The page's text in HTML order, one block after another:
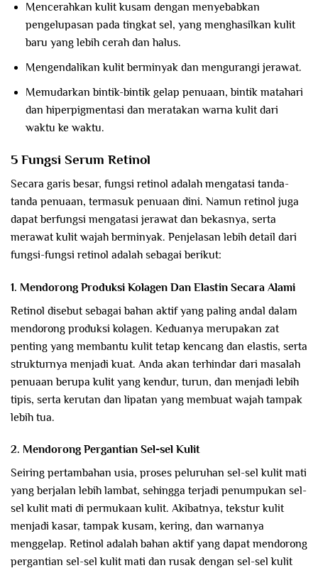
Mencerahkan kulit kusam dengan menyebabkan
pengelupasan pada tingkat sel, yang menghasilkan kulit
baru yang lebih cerah dan halus.
Mengendalikan kulit berminyak dan mengurangi jerawat.
Memudarkan bintik-bintik gelap penuaan, bintik matahari
dan hiperpigmentasi dan meratakan warna kulit dari
waktu ke waktu.
5 Fungsi Serum Retinol
Secara garis besar, fungsi retinol adalah mengatasi tanda-
tanda penuaan, termasuk penuaan dini. Namun retinol juga
dapat berfungsi mengatasi jerawat dan bekasnya, serta
merawat kulit wajah berminyak. Penjelasan lebih detail dari
fungsi-fungsi retinol adalah sebagai berikut:
1. Mendorong Produksi Kolagen Dan Elastin Secara Alami
Retinol disebut sebagai bahan aktif yang paling andal dalam
mendorong produksi kolagen. Keduanya merupakan zat
penting yang membantu kulit tetap kencang dan elastis, serta
strukturnya menjadi kuat. Anda akan terhindar dari masalah
penuaan berupa kulit yang kendur, turun, dan menjadi lebih
tipis, serta kerutan dan lipatan yang membuat wajah tampak
lebih tua.
2. Mendorong Pergantian Sel-sel Kulit
Seiring pertambahan usia, proses peluruhan sel-sel kulit mati
yang berjalan lebih lambat, sehingga terjadi penumpukan sel-
sel kulit mati di permukaan kulit. Akibatnya, tekstur kulit
menjadi kasar, tampak kusam, kering, dan warnanya
menggelap. Retinol adalah bahan aktif yang dapat mendorong
pergantian sel-sel kulit mati dan rusak dengan sel-sel kulit